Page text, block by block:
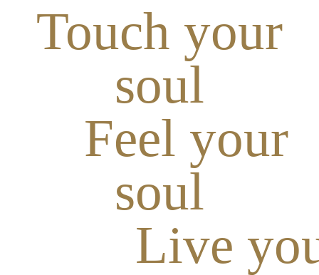
Touch your
soul
Feel your
soul
Live